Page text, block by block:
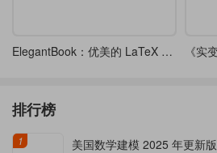
ElegantBook：优美的 LaTeX 书籍模板-4.3 《实
排行榜
1 美国数学建模 2025 年更新